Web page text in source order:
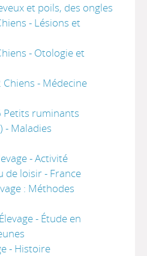
et poils, des ongles
- Lésions et
- Otologie et
- Médecine
Petits ruminants
- Maladies
- Activité
de loisir - France
: Méthodes
- Étude en
- Histoire